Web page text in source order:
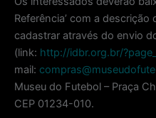
Referência’ com a
cadastrar através do envio
(link: http://idbr.org.br/
mail:
Museu do Futebol – Praça
CEP 01234-010.